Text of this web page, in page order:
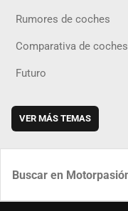
Rumores de coches
Comparativa de coches
Futuro
VER MÁS TEMAS